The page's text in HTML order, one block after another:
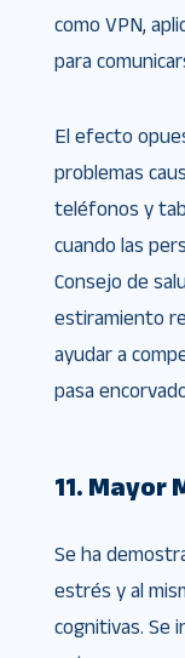
como VPN,
para
El efecto
problemas
teléfonos y
cuando las
Consejo de
estiramiento
ayudar a
pasa
11. Mayor
Se ha
estrés y al
cognitivas. Se